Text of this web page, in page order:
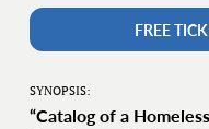
FREE
SYNOPSIS:
“Catalog of a